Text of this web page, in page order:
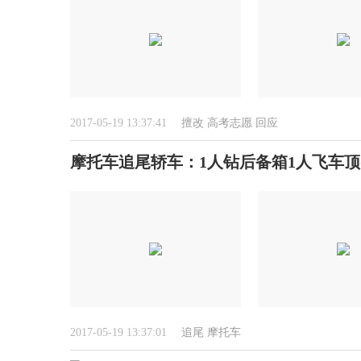
2017-05-19 13:37:41 擅改 高考志愿 回应
摩托车追尾轿车：1人钻后备箱1人飞车
2017-05-19 13:37:01 追尾 摩托车